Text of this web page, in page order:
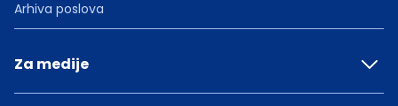
Arhiva poslova
Za medije